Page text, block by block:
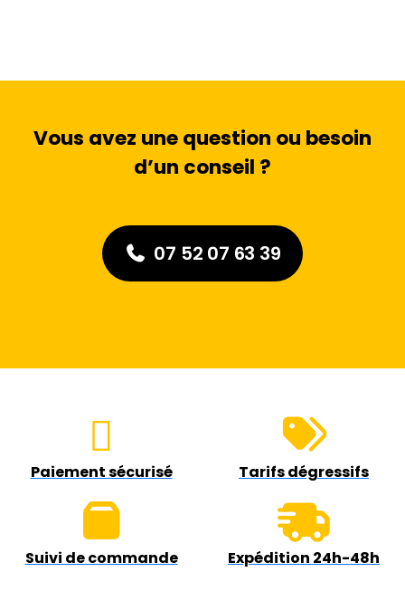
Vous avez une question ou besoin
d’un conseil ?
07 52 07 63 39
Paiement sécurisé Tarifs dégressifs
Suivi de commande Expédition 24h-48h